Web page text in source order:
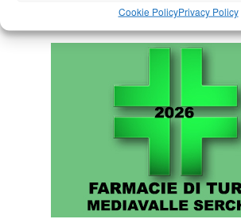
Cookie PolicyPrivacy Policy